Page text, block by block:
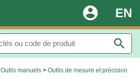
EN
account_circle
search
Outils manuels > Outils de mesure et précision